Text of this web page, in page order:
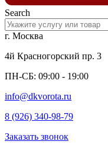
Search
г. Москва
4й Красногорский пр. 3
ПН-СБ: 09:00 - 19:00
info@dkvorota.ru
8 (926) 340-98-79
Заказать звонок